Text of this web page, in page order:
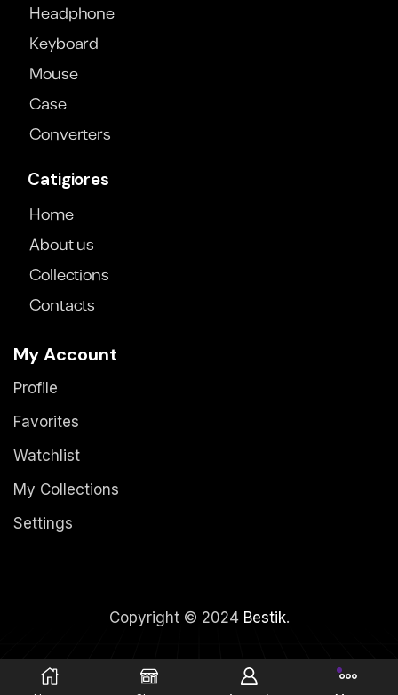
Headphone
Keyboard
Mouse
Case
Converters
Catigiores
Home
About us
Collections
Contacts
My Account
Profile
Favorites
Watchlist
My Collections
Settings
Copyright © 2024 Bestik.